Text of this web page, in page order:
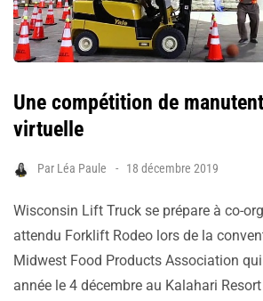
Une compétition de
virtuelle
Par Léa Paule 18 décembre 2019
Wisconsin Lift Truck se prépare à co-
attendu Forklift Rodeo lors de la
Midwest Food Products Association
année le 4 décembre au Kalahari